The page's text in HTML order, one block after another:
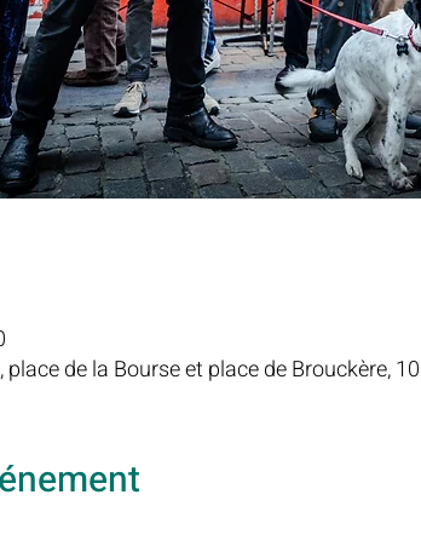
de la Bourse et place de Brouckère,